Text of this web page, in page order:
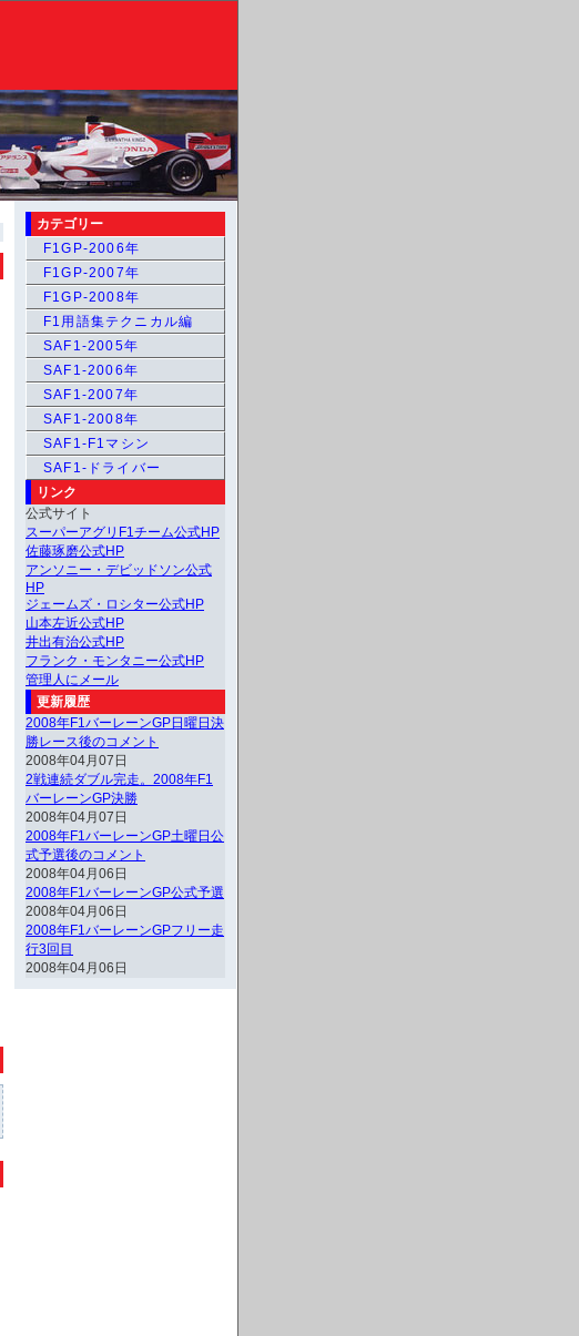
カテゴリー
F1GP-2006年
F1GP-2007年
F1GP-2008年
F1用語集テクニカル編
SAF1-2005年
SAF1-2006年
SAF1-2007年
SAF1-2008年
SAF1-F1マシン
SAF1-ドライバー
リンク
公式サイト
スーパーアグリF1チーム公式HP
佐藤琢磨公式HP
アンソニー・デビッドソン公式
HP
ジェームズ・ロシター公式HP
山本左近公式HP
井出有治公式HP
フランク・モンタニー公式HP
管理人にメール
更新履歴
2008年F1バーレーンGP日曜日決
勝レース後のコメント
2008年04月07日
2戦連続ダブル完走。2008年F1
バーレーンGP決勝
2008年04月07日
2008年F1バーレーンGP土曜日公
式予選後のコメント
2008年04月06日
2008年F1バーレーンGP公式予選
2008年04月06日
2008年F1バーレーンGPフリー走
行3回目
2008年04月06日